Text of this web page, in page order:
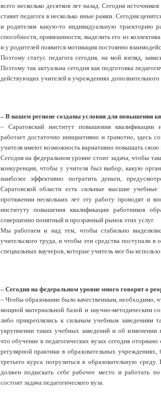
всего несколько десятков лет назад. Сегодня
ставит педагога в несколько иные рамки. Сегодня
и родителям какую-то индивидуальную траекторию
способности, привязанности, выделить его из
и у родителей появится мотивация постоянно
Поэтому статус педагога сегодня, на мой взгляд,
Поэтому так актуальна сегодня как подготовка
действующих учителей в учреждениях дополнительного
– В нашем регионе созданы условия для повышения
– Саратовский институт повышения квалификации
работает достаточно инициативно и грамотно, здесь
учителя имеют возможность вариативно повышать свою
Сегодня на федеральном уровне стоит задача, чтобы
конкуренция, чтобы у учителя был выбор, какую
наиболее эффективно потратить деньги,
Саратовской области есть сильные высшие
протяжении нескольких лет эту работу проводят и
институту повышения квалификации работников
совершенно понятный и прозрачный рынок этих услуг.
Мы работаем и над тем, чтобы стабильно
учительского труда, и чтобы эти средства поступали в
специальных ваучеров, которые учитель мог бы
– Сегодня на федеральном уровне много говорят о
– Чтобы образование было качественным, необходимо,
мощной материальной базой и научно-методическим
либо прикреплялись к сильным учебным заведениям
укрупнении таких учебных заведений и об изменении
что обучение в педагогических вузах сегодня
регулярной практики в образовательных
третьего курса погрузиться в образовательную
должен подыскать себе рабочее место и работать
состоит задача педагогического вуза.